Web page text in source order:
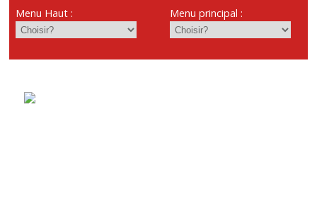
Menu Haut : Menu principal :